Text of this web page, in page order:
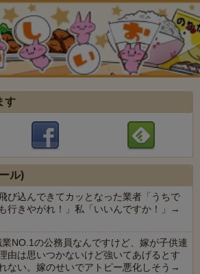
す
ル)
び込んできてカッとなった業者「うちで
行きやがれ！」私「いいんですか！」→
NO.1の公務員なんですけど、嫁が子供連
由は思いつかないけど強いてあげるとす
ない。嫁のせいでアトピー悪化しそう→